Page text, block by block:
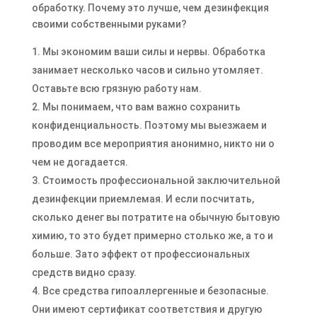
обработку. Почему это лучше, чем дезинфекция
своими собственными руками?
Мы экономим ваши силы и нервы. Обработка
занимает несколько часов и сильно утомляет.
Оставьте всю грязную работу нам.
Мы понимаем, что вам важно сохранить
конфиденциальность. Поэтому мы выезжаем и
проводим все мероприятия анонимно, никто ни о
чем не догадается.
Стоимость профессиональной заключительной
дезинфекции приемлемая. И если посчитать,
сколько денег вы потратите на обычную бытовую
химию, то это будет примерно столько же, а то и
больше. Зато эффект от профессиональных
средств видно сразу.
Все средства гипоаллергенные и безопасные.
Они имеют сертификат соответствия и другую